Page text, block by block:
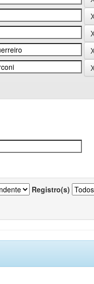
Registro(s)